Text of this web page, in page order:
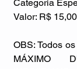
Categoria
Valor: R$ 15,00
OBS: Todos
MÁXIMO